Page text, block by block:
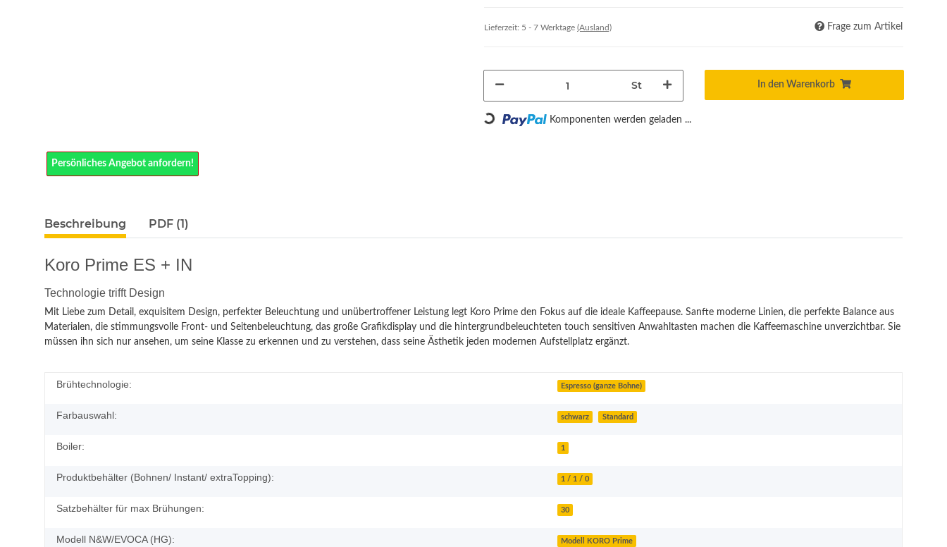
Lieferzeit: 5 - 7 Werktage (Ausland) Frage zum Artikel
St In den Warenkorb
Loading... Komponenten werden geladen ...
Persönliches Angebot anfordern!
Beschreibung PDF (1)
Koro Prime ES + IN
Technologie trifft Design
Mit Liebe zum Detail, exquisitem Design, perfekter Beleuchtung und unübertroffener Leistung legt Koro Prime den Fokus auf die ideale Kaffeepause. Sanfte moderne Linien, die perfekte Balance aus
Materialen, die stimmungsvolle Front- und Seitenbeleuchtung, das große Grafikdisplay und die hintergrundbeleuchteten touch sensitiven Anwahltasten machen die Kaffeemaschine unverzichtbar. Sie
müssen ihn sich nur ansehen, um seine Klasse zu erkennen und zu verstehen, dass seine Ästhetik jeden modernen Aufstellplatz ergänzt.
Brühtechnologie: Espresso (ganze Bohne)
Farbauswahl: schwarz Standard
Boiler: 1
Produktbehälter (Bohnen/ Instant/ extraTopping): 1 / 1 / 0
Satzbehälter für max Brühungen: 30
Modell N&W/EVOCA (HG): Modell KORO Prime